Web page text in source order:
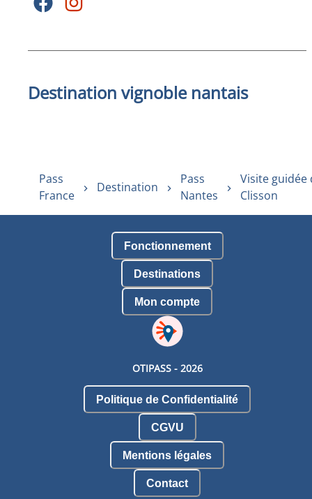
Destination vignoble nantais
Pass
France
Destination
Pass
Nantes
Visite guidée
Clisson
Fonctionnement
Destinations
Mon compte
OTIPASS - 2026
Politique de Confidentialité
CGVU
Mentions légales
Contact